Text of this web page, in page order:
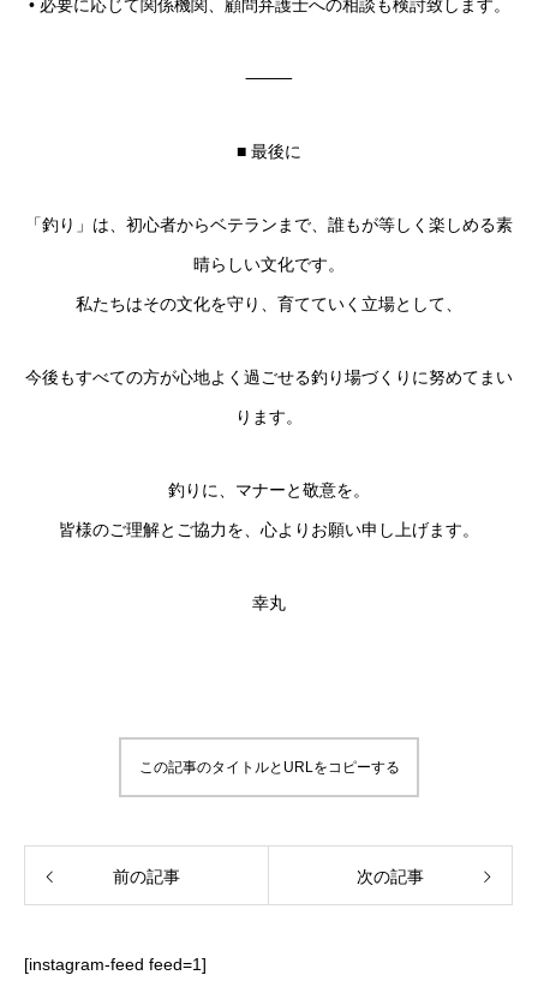
• 必要に応じて関係機関、顧問弁護士への相談も検討致します。
⸻
■ 最後に
「釣り」は、初心者からベテランまで、誰もが等しく楽しめる素
晴らしい文化です。
私たちはその文化を守り、育てていく立場として、
今後もすべての方が心地よく過ごせる釣り場づくりに努めてまい
ります。
釣りに、マナーと敬意を。
皆様のご理解とご協力を、心よりお願い申し上げます。
幸丸
この記事のタイトルとURLをコピーする
前の記事 次の記事
[instagram-feed feed=1]